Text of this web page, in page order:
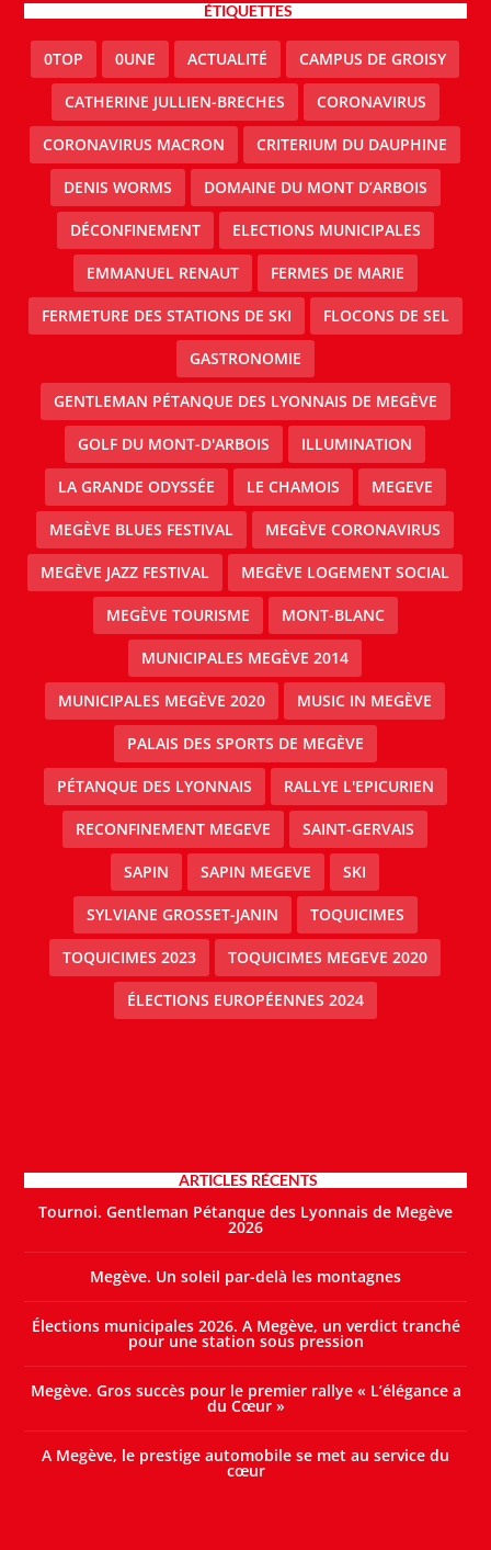
ÉTIQUETTES
0TOP 0UNE ACTUALITÉ CAMPUS DE GROISY
CATHERINE JULLIEN-BRECHES CORONAVIRUS
CORONAVIRUS MACRON CRITERIUM DU DAUPHINE
DENIS WORMS DOMAINE DU MONT D’ARBOIS
DÉCONFINEMENT ELECTIONS MUNICIPALES
EMMANUEL RENAUT FERMES DE MARIE
FERMETURE DES STATIONS DE SKI FLOCONS DE SEL
GASTRONOMIE
GENTLEMAN PÉTANQUE DES LYONNAIS DE MEGÈVE
GOLF DU MONT-D'ARBOIS ILLUMINATION
LA GRANDE ODYSSÉE LE CHAMOIS MEGEVE
MEGÈVE BLUES FESTIVAL MEGÈVE CORONAVIRUS
MEGÈVE JAZZ FESTIVAL MEGÈVE LOGEMENT SOCIAL
MEGÈVE TOURISME MONT-BLANC
MUNICIPALES MEGÈVE 2014
MUNICIPALES MEGÈVE 2020 MUSIC IN MEGÈVE
PALAIS DES SPORTS DE MEGÈVE
PÉTANQUE DES LYONNAIS RALLYE L'EPICURIEN
RECONFINEMENT MEGEVE SAINT-GERVAIS
SAPIN SAPIN MEGEVE SKI
SYLVIANE GROSSET-JANIN TOQUICIMES
TOQUICIMES 2023 TOQUICIMES MEGEVE 2020
ÉLECTIONS EUROPÉENNES 2024
ARTICLES RÉCENTS
Tournoi. Gentleman Pétanque des Lyonnais de Megève
2026
Megève. Un soleil par-delà les montagnes
Élections municipales 2026. A Megève, un verdict tranché
pour une station sous pression
Megève. Gros succès pour le premier rallye « L’élégance a
du Cœur »
A Megève, le prestige automobile se met au service du
cœur